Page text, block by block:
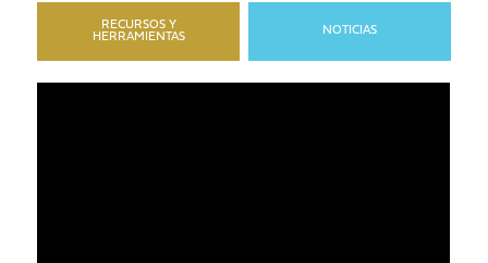
RECURSOS Y
HERRAMIENTAS
NOTICIAS